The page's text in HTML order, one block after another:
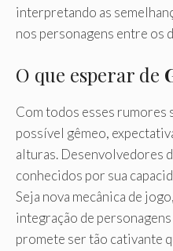
interpretando as
nos personagens entre os
O que esperar de
Com todos esses rumores
possível gêmeo,
alturas. Desenvolvedores
conhecidos por sua
Seja nova mecânica de
integração de
promete ser tão cativante